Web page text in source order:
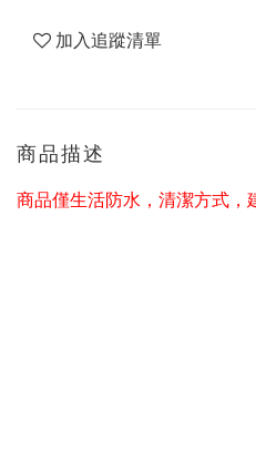
加入追蹤清單
商品描述
商品僅生活防水，清潔方式